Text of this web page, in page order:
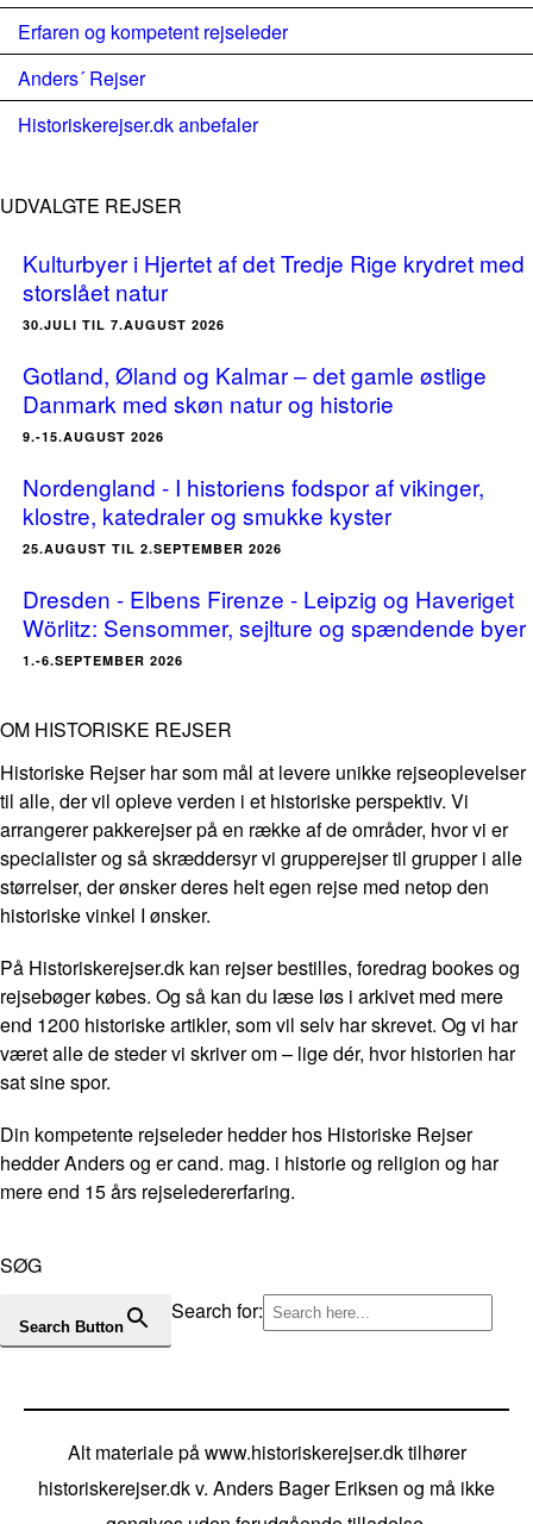
Erfaren og kompetent rejseleder
Anders´ Rejser
Historiskerejser.dk anbefaler
UDVALGTE REJSER
Kulturbyer i Hjertet af det Tredje Rige krydret med
storslået natur
30.JULI TIL 7.AUGUST 2026
Gotland, Øland og Kalmar – det gamle østlige
Danmark med skøn natur og historie
9.-15.AUGUST 2026
Nordengland - I historiens fodspor af vikinger,
klostre, katedraler og smukke kyster
25.AUGUST TIL 2.SEPTEMBER 2026
Dresden - Elbens Firenze - Leipzig og Haveriget
Wörlitz: Sensommer, sejlture og spændende byer
1.-6.SEPTEMBER 2026
OM HISTORISKE REJSER
Historiske Rejser har som mål at levere unikke rejseoplevelser
til alle, der vil opleve verden i et historiske perspektiv. Vi
arrangerer pakkerejser på en række af de områder, hvor vi er
specialister og så skræddersyr vi grupperejser til grupper i alle
størrelser, der ønsker deres helt egen rejse med netop den
historiske vinkel I ønsker.
På Historiskerejser.dk kan rejser bestilles, foredrag bookes og
rejsebøger købes. Og så kan du læse løs i arkivet med mere
end 1200 historiske artikler, som vil selv har skrevet. Og vi har
været alle de steder vi skriver om – lige dér, hvor historien har
sat sine spor.
Din kompetente rejseleder hedder hos Historiske Rejser
hedder Anders og er cand. mag. i historie og religion og har
mere end 15 års rejseledererfaring.
SØG
Search for:
Search Button
Alt materiale på www.historiskerejser.dk tilhører
historiskerejser.dk v. Anders Bager Eriksen og må ikke